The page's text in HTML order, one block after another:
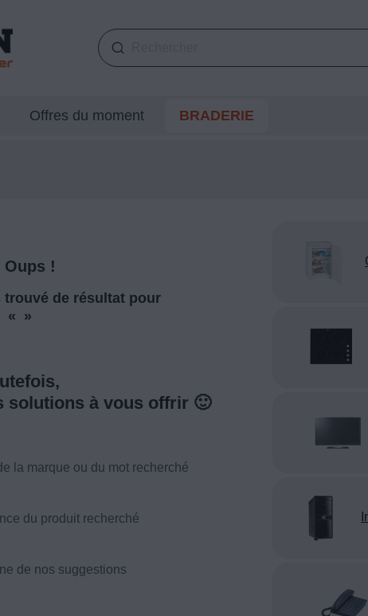
Offres du moment BRADERIE
Oups !
trouvé de résultat pour
« »
solutions à vous offrir 🙂
la marque ou du mot recherché
du produit recherché
de nos suggestions